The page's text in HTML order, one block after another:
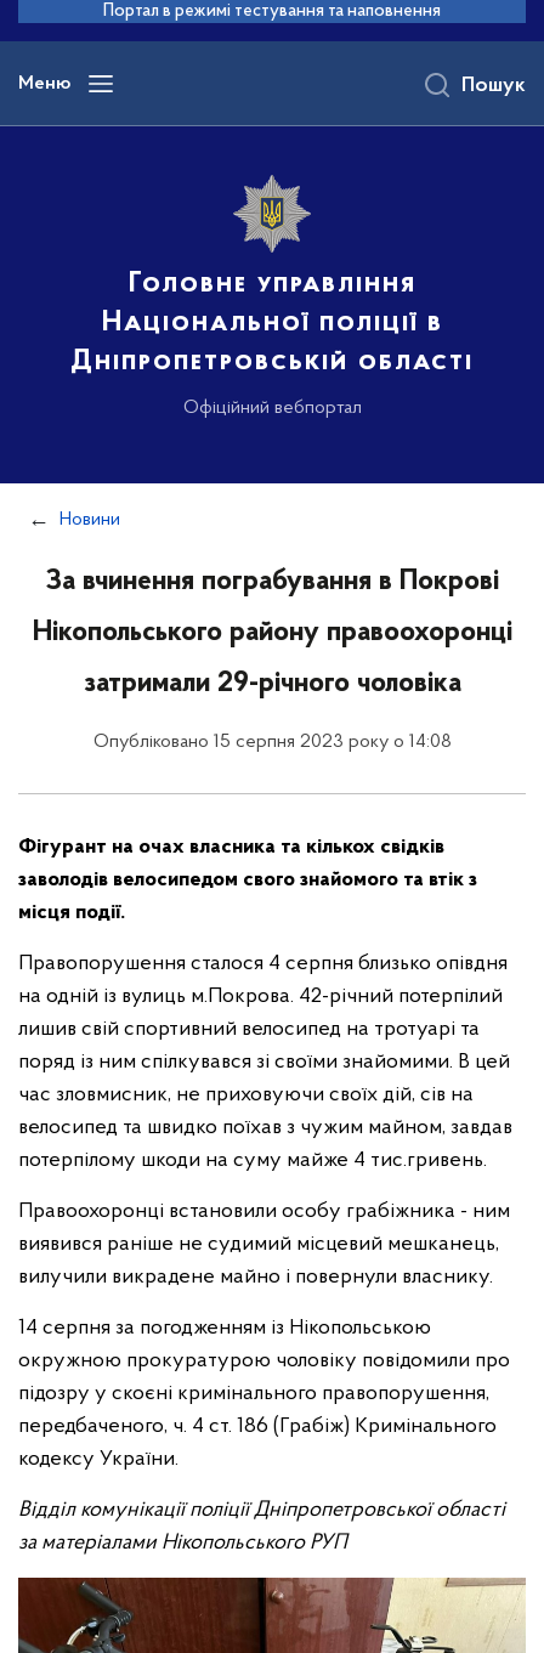
основного
вмісту
Портал в режимі тестування та наповнення
Меню
Головне управління
Національної поліції в
Дніпропетровській області
Офіційний вебпортал
Пошук
Новини
За вчинення пограбування в Покрові
Нікопольського району правоохоронці
затримали 29-річного чоловіка
Опубліковано 15 серпня 2023 року о 14:08
Фігурант на очах власника та кількох свідків
заволодів велосипедом свого знайомого та втік з
місця події.
Правопорушення сталося 4 серпня близько опівдня
на одній із вулиць м.Покрова. 42-річний потерпілий
лишив свій спортивний велосипед на тротуарі та
поряд із ним спілкувався зі своїми знайомими. В цей
час зловмисник, не приховуючи своїх дій, сів на
велосипед та швидко поїхав з чужим майном, завдав
потерпілому шкоди на суму майже 4 тис.гривень.
Правоохоронці встановили особу грабіжника - ним
виявився раніше не судимий місцевий мешканець,
вилучили викрадене майно і повернули власнику.
14 серпня за погодженням із Нікопольською
окружною прокуратурою чоловіку повідомили про
підозру у скоєні кримінального правопорушення,
передбаченого, ч. 4 ст. 186 (Грабіж) Кримінального
кодексу України.
Відділ комунікації поліції Дніпропетровської області
за матеріалами Нікопольського РУП